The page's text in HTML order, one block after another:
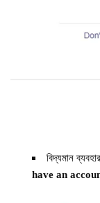
বিদ্যমান
have an